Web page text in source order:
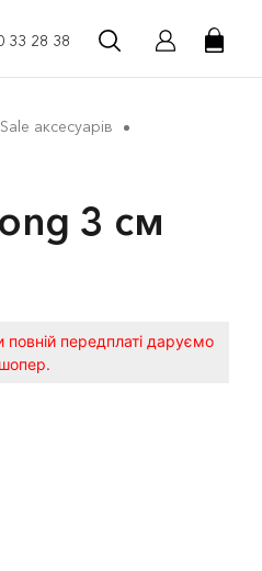
33 28 38
Sale аксесуарів
3 см
передплаті даруємо